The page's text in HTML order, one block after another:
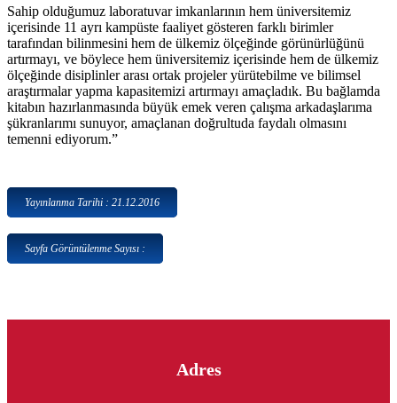
Sahip olduğumuz laboratuvar imkanlarının hem üniversitemiz
içerisinde 11 ayrı kampüste faaliyet gösteren farklı birimler
tarafından bilinmesini hem de ülkemiz ölçeğinde görünürlüğünü
artırmayı, ve böylece hem üniversitemiz içerisinde hem de ülkemiz
ölçeğinde disiplinler arası ortak projeler yürütebilme ve bilimsel
araştırmalar yapma kapasitemizi artırmayı amaçladık. Bu bağlamda
kitabın hazırlanmasında büyük emek veren çalışma arkadaşlarıma
şükranlarımı sunuyor, amaçlanan doğrultuda faydalı olmasını
temenni ediyorum.”
Yayınlanma Tarihi : 21.12.2016
Sayfa Görüntülenme Sayısı :
Adres